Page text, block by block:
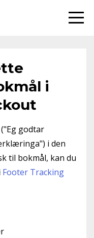
i
Eg godtar
i den
til bokmål, kan du
Footer Tracking